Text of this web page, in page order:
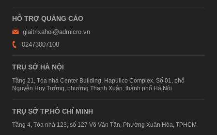
HỖ TRỢ QUẢNG CÁO
giaitrixahoi@admicro.vn
02473007108
TRỤ SỞ HÀ NỘI
Tầng 21, Tòa nhà Center Building, Hapulico Complex, Số 01, phố
Nguyễn Huy Tưởng, phường Thanh Xuân, thành phố Hà Nội
TRỤ SỞ TP.HỒ CHÍ MINH
Tầng 4, Tòa nhà 123, số 127 Võ Văn Tần, Phường Xuân Hòa, TPHCM